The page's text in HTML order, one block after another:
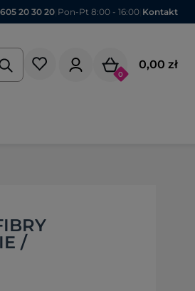
20 30 20 Pon-Pt 8:00 - 16:00 Kontakt
0
0,00 zł
/